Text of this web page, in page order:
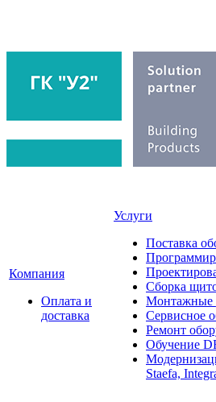
Компания
Оплата и
доставка
Услуги
Поставка
Сборка
Монтажные
Сервисное
Ремонт
Обучение
Staefa,